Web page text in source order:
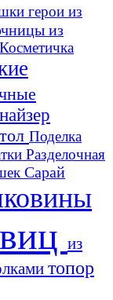
герои из
из
Косметичка
Поделка
Разделочная
Сарай
из
топор